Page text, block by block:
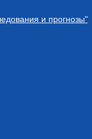
и прогнозы"